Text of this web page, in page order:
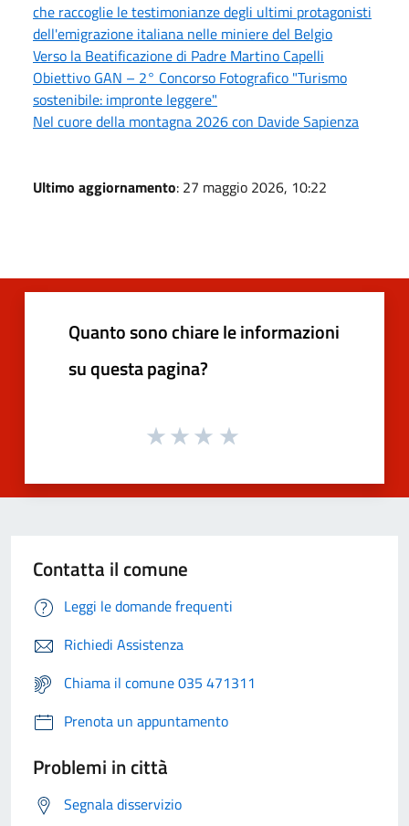
che raccoglie le testimonianze degli ultimi protagonisti
dell'emigrazione italiana nelle miniere del Belgio
Verso la Beatificazione di Padre Martino Capelli
Obiettivo GAN – 2° Concorso Fotografico "Turismo
sostenibile: impronte leggere"
Nel cuore della montagna 2026 con Davide Sapienza
Ultimo aggiornamento: 27 maggio 2026, 10:22
Quanto sono chiare le informazioni
su questa pagina?
Contatta il comune
Leggi le domande frequenti
Richiedi Assistenza
Chiama il comune 035 471311
Prenota un appuntamento
Problemi in città
Segnala disservizio